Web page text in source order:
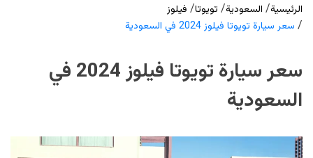
الرئيسية/ السعودية/ تويوتا/ فيلوز
/ سعر سيارة تويوتا فيلوز 2024 في السعودية
سعر سيارة تويوتا فيلوز 2024 في
السعودية